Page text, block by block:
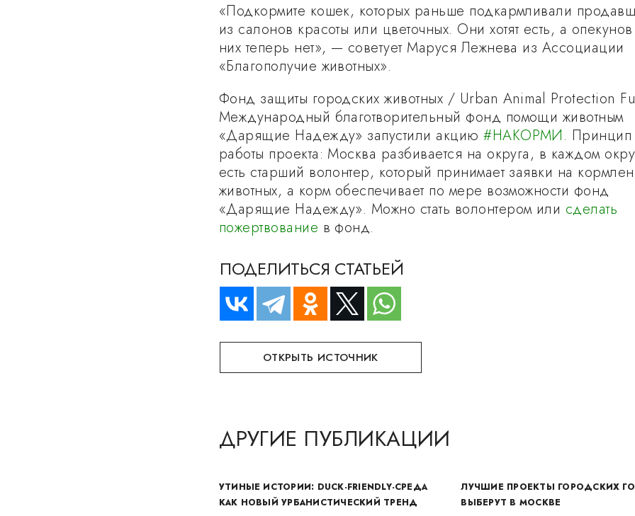
«Подкормите кошек, которых раньше подкармливали
из салонов красоты или цветочных. Они хотят есть, а
них теперь нет», — советует Маруся Лежнева из Ассоциации
«Благополучие животных».
Фонд защиты городских животных / Urban Animal Protection
Международный благотворительный фонд помощи животным
«Дарящие Надежду» запустили акцию#НАКОРМИ. Принцип
работы проекта: Москва разбивается на округа, в каждом
есть старший волонтер, который принимает заявки на
животных, а корм обеспечивает по мере возможности фонд
«Дарящие Надежду». Можно стать волонтером или сделать
пожертвование в фонд.
ПОДЕЛИТЬСЯ СТАТЬЕЙ
ОТКРЫТЬ ИСТОЧНИК
ДРУГИЕ ПУБЛИКАЦИИ
УТИНЫЕ ИСТОРИИ: DUCK-FRIENDLY-СРЕДА
КАК НОВЫЙ УРБАНИСТИЧЕСКИЙ ТРЕНД
ЛУЧШИЕ ПРОЕКТЫ ГОРОДСКИХ
ВЫБЕРУТ В МОСКВЕ